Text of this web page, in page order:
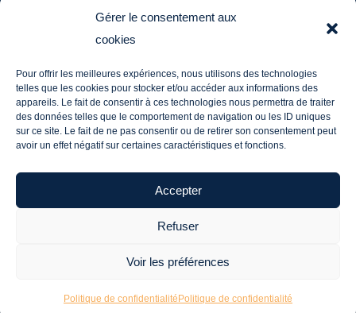
Gérer le consentement aux
cookies
Pour offrir les meilleures expériences, nous utilisons des technologies
telles que les cookies pour stocker et/ou accéder aux informations des
appareils. Le fait de consentir à ces technologies nous permettra de traiter
des données telles que le comportement de navigation ou les ID uniques
sur ce site. Le fait de ne pas consentir ou de retirer son consentement peut
avoir un effet négatif sur certaines caractéristiques et fonctions.
Accepter
Refuser
Voir les préférences
Politique de confidentialité Politique de confidentialité
AUPRÈS DU JEU
Tél. : 06 20 60 03 36
Mentions légales
© 2024 Auprès du Jeu - Site créé sous WordPress